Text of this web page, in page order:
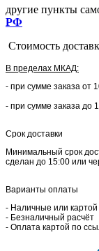
другие пункты
РФ
Стоимость
В пределах МКАД:
- при сумме заказа от
- при сумме заказа до
Срок доставки
Минимальный срок
сделан до 15:00 или
Варианты оплаты
- Наличные или картой
- Безналичный расчёт
- Оплата картой по